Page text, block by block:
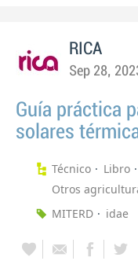
RICA
Sep 28,
Guía práctica
solares
Técnico Libro
Otros
MITERD
idae